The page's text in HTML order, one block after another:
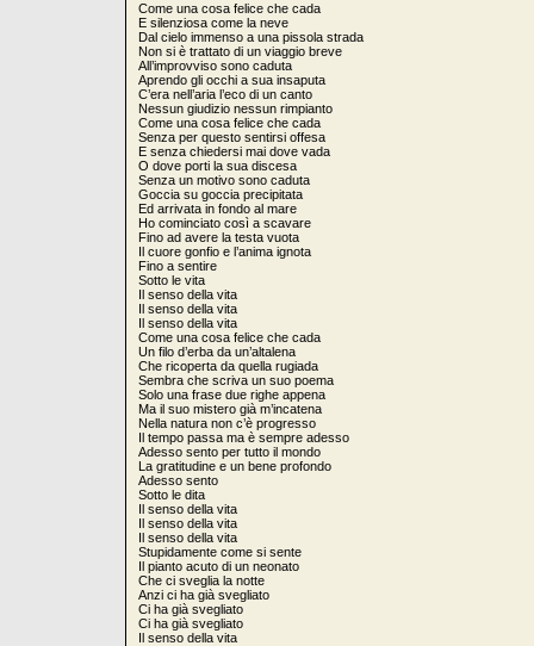
Come una cosa felice che cada
E silenziosa come la neve
Dal cielo immenso a una pissola strada
Non si è trattato di un viaggio breve
All’improvviso sono caduta
Aprendo gli occhi a sua insaputa
C’era nell’aria l’eco di un canto
Nessun giudizio nessun rimpianto
Come una cosa felice che cada
Senza per questo sentirsi offesa
E senza chiedersi mai dove vada
O dove porti la sua discesa
Senza un motivo sono caduta
Goccia su goccia precipitata
Ed arrivata in fondo al mare
Ho cominciato così a scavare
Fino ad avere la testa vuota
Il cuore gonfio e l’anima ignota
Fino a sentire
Sotto le vita
Il senso della vita
Il senso della vita
Il senso della vita
Come una cosa felice che cada
Un filo d’erba da un’altalena
Che ricoperta da quella rugiada
Sembra che scriva un suo poema
Solo una frase due righe appena
Ma il suo mistero già m’incatena
Nella natura non c’è progresso
Il tempo passa ma è sempre adesso
Adesso sento per tutto il mondo
La gratitudine e un bene profondo
Adesso sento
Sotto le dita
Il senso della vita
Il senso della vita
Il senso della vita
Stupidamente come si sente
Il pianto acuto di un neonato
Che ci sveglia la notte
Anzi ci ha già svegliato
Ci ha già svegliato
Ci ha già svegliato
Il senso della vita